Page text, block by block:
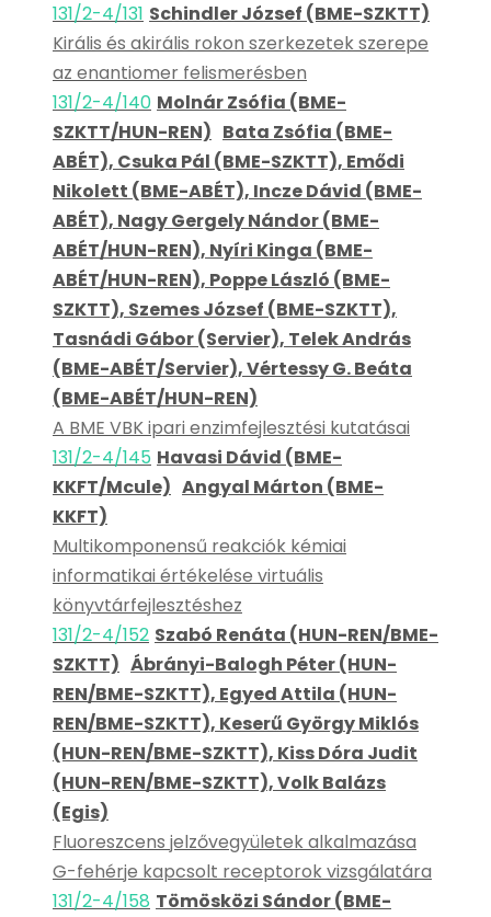
131/2-4/131 Schindler József (BME-SZKTT)
Királis és akirális rokon szerkezetek szerepe
az enantiomer felismerésben
131/2-4/140 Molnár Zsófia (BME-
SZKTT/HUN-REN) Bata Zsófia (BME-
ABÉT), Csuka Pál (BME-SZKTT), Emődi
Nikolett (BME-ABÉT), Incze Dávid (BME-
ABÉT), Nagy Gergely Nándor (BME-
ABÉT/HUN-REN), Nyíri Kinga (BME-
ABÉT/HUN-REN), Poppe László (BME-
SZKTT), Szemes József (BME-SZKTT),
Tasnádi Gábor (Servier), Telek András
(BME-ABÉT/Servier), Vértessy G. Beáta
(BME-ABÉT/HUN-REN)
A BME VBK ipari enzimfejlesztési kutatásai
131/2-4/145 Havasi Dávid (BME-
KKFT/Mcule) Angyal Márton (BME-
KKFT)
Multikomponensű reakciók kémiai
informatikai értékelése virtuális
könyvtárfejlesztéshez
131/2-4/152 Szabó Renáta (HUN-REN/BME-
SZKTT) Ábrányi-Balogh Péter (HUN-
REN/BME-SZKTT), Egyed Attila (HUN-
REN/BME-SZKTT), Keserű György Miklós
(HUN-REN/BME-SZKTT), Kiss Dóra Judit
(HUN-REN/BME-SZKTT), Volk Balázs
(Egis)
Fluoreszcens jelzővegyületek alkalmazása
G-fehérje kapcsolt receptorok vizsgálatára
131/2-4/158 Tömösközi Sándor (BME-